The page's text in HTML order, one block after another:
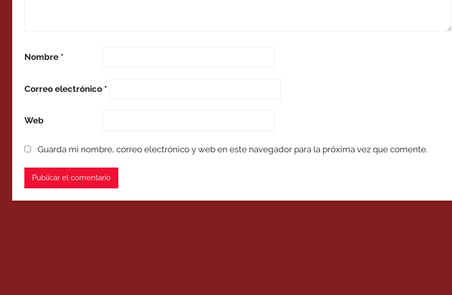
Nombre *
Correo electrónico *
Web
Guarda mi nombre, correo electrónico y web en este navegador para la próxima vez que comente.